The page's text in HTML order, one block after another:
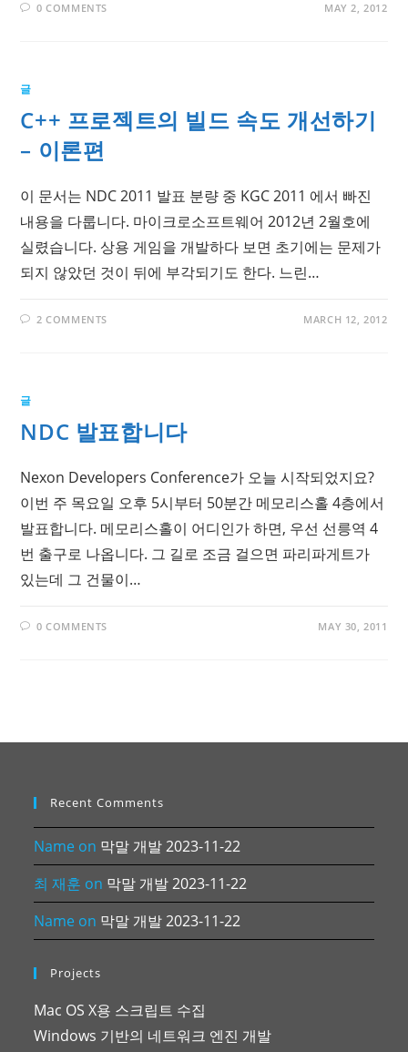
0 COMMENTS MAY 2, 2012
글
C++ 프로젝트의 빌드 속도 개선하기
– 이론편
이 문서는 NDC 2011 발표 분량 중 KGC 2011 에서 빠진
내용을 다룹니다. 마이크로소프트웨어 2012년 2월호에
실렸습니다. 상용 게임을 개발하다 보면 초기에는 문제가
되지 않았던 것이 뒤에 부각되기도 한다. 느린…
2 COMMENTS MARCH 12, 2012
글
NDC 발표합니다
Nexon Developers Conference가 오늘 시작되었지요?
이번 주 목요일 오후 5시부터 50분간 메모리스홀 4층에서
발표합니다. 메모리스홀이 어디인가 하면, 우선 선릉역 4
번 출구로 나옵니다. 그 길로 조금 걸으면 파리파게트가
있는데 그 건물이…
0 COMMENTS MAY 30, 2011
Recent Comments
Name on 막말 개발 2023-11-22
최 재훈 on 막말 개발 2023-11-22
Name on 막말 개발 2023-11-22
Projects
Mac OS X용 스크립트 수집
Windows 기반의 네트워크 엔진 개발